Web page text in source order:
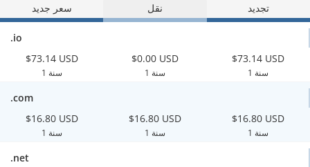
سعر جديد
نقل تجديد
.io
$73.14 USD
1 سنة
$0.00 USD
1 سنة
$73.14 USD
1 سنة
.com
$16.80 USD
1 سنة
$16.80 USD
1 سنة
$16.80 USD
1 سنة
.net